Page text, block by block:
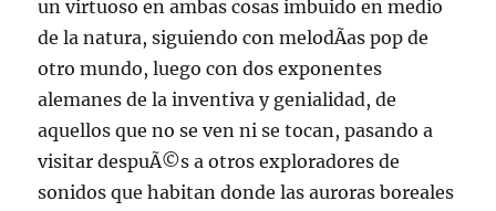
un virtuoso en ambas cosas imbuido en medio
de la natura, siguiendo con melodÃ­as pop de
otro mundo, luego con dos exponentes
alemanes de la inventiva y genialidad, de
aquellos que no se ven ni se tocan, pasando a
visitar despuÃ©s a otros exploradores de
sonidos que habitan donde las auroras boreales